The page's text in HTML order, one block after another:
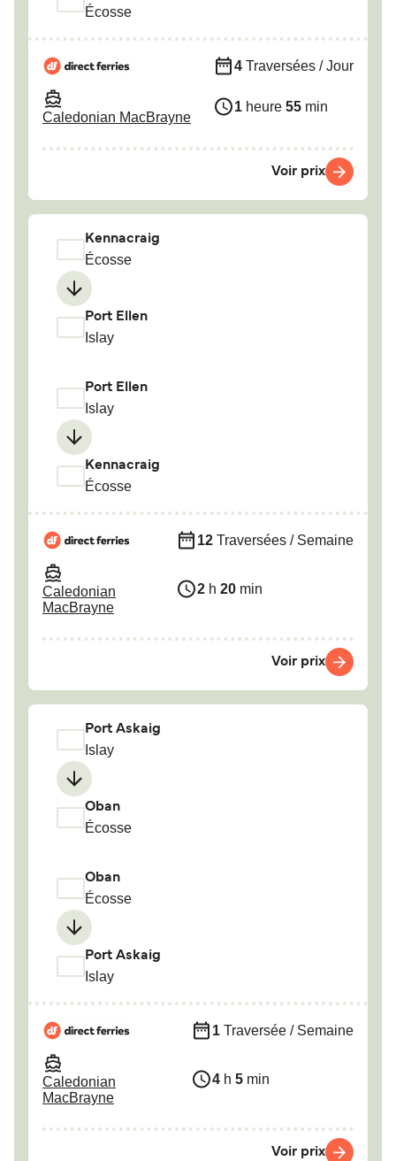
Écosse
Caledonian MacBrayne
4 Traversées / Jour
1 heure 55 min
Voir prix
Kennacraig
Écosse
Port Ellen
Islay
Port Ellen
Islay
Kennacraig
Écosse
Caledonian
MacBrayne
12 Traversées / Semaine
2 h 20 min
Voir prix
Port Askaig
Islay
Oban
Écosse
Oban
Écosse
Port Askaig
Islay
Caledonian
MacBrayne
1 Traversée / Semaine
4 h 5 min
Voir prix